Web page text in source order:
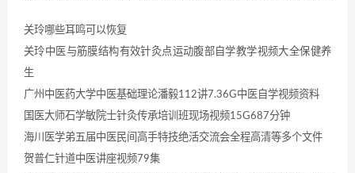
关玲哪些耳鸣可以恢复
关玲中医与筋膜结构有效针灸点运动腹部自学教学视频大全保健养
生
广州中医药大学中医基础理论潘毅112讲7.36G中医自学视频资料
国医大师石学敏院士针灸传承培训班现场视频15G687分钟
海川医学弟五届中医民间高手特技绝活交流会全程高清等多个文件
贺普仁针道中医讲座视频79集